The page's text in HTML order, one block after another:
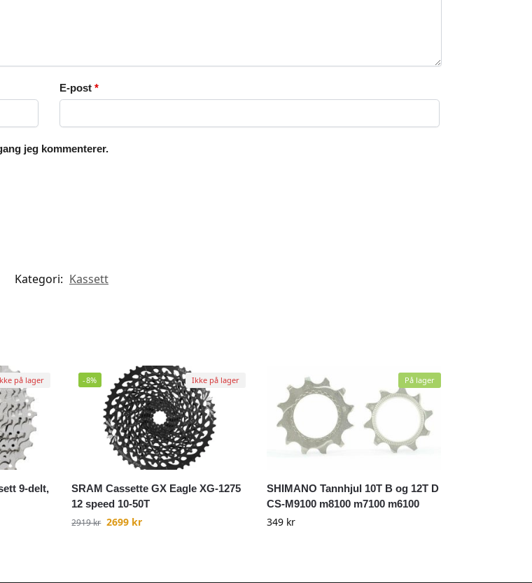
E-post *
jeg kommenterer.
Kategori: Kassett
9-delt,
på lager -8%
SRAM Cassette GX Eagle XG-1275
12 speed 10-50T
2919kr 2699 kr
Ikke på lager
SHIMANO Tannhjul 10T B og 12T D
CS-M9100 m8100 m7100 m6100
349 kr
På lager